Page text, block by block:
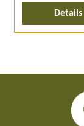
Details